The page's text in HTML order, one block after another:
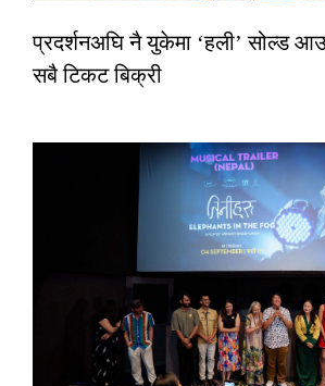
प्रदर्शनअघि नै युकेमा ‘हली’ सोल्ड
सबै टिकट बिक्री